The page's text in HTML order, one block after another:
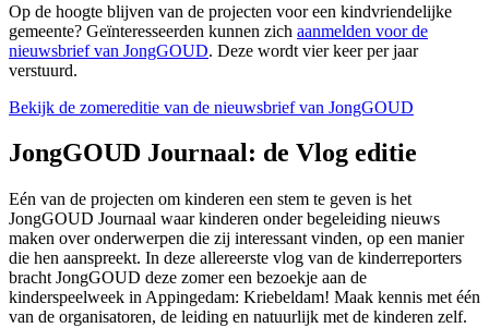
Op de hoogte blijven van de projecten voor een kindvriendelijke
gemeente? Geïnteresseerden kunnen zich aanmelden voor de
nieuwsbrief van JongGOUD. Deze wordt vier keer per jaar
verstuurd.
Bekijk de zomereditie van de nieuwsbrief van JongGOUD
JongGOUD Journaal: de Vlog editie
Eén van de projecten om kinderen een stem te geven is het
JongGOUD Journaal waar kinderen onder begeleiding nieuws
maken over onderwerpen die zij interessant vinden, op een manier
die hen aanspreekt. In deze allereerste vlog van de kinderreporters
bracht JongGOUD deze zomer een bezoekje aan de
kinderspeelweek in Appingedam: Kriebeldam! Maak kennis met één
van de organisatoren, de leiding en natuurlijk met de kinderen zelf.